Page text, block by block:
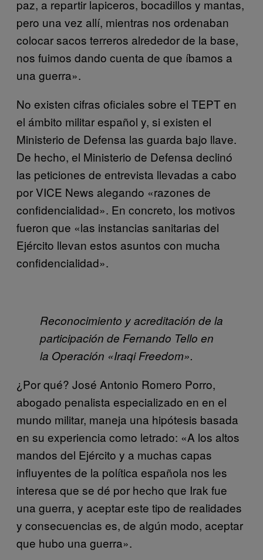
paz, a repartir lapiceros, bocadillos y mantas,
pero una vez allí, mientras nos ordenaban
colocar sacos terreros alrededor de la base,
nos fuimos dando cuenta de que íbamos a
una guerra».
No existen cifras oficiales sobre el TEPT en
el ámbito militar español y, si existen el
Ministerio de Defensa las guarda bajo llave.
De hecho, el Ministerio de Defensa declinó
las peticiones de entrevista llevadas a cabo
por VICE News alegando «razones de
confidencialidad». En concreto, los motivos
fueron que «las instancias sanitarias del
Ejército llevan estos asuntos con mucha
confidencialidad».
Reconocimiento y acreditación de la
participación de Fernando Tello en
la Operación «Iraqi Freedom».
¿Por qué? José Antonio Romero Porro,
abogado penalista especializado en en el
mundo militar, maneja una hipótesis basada
en su experiencia como letrado: «A los altos
mandos del Ejército y a muchas capas
influyentes de la política española nos les
interesa que se dé por hecho que Irak fue
una guerra, y aceptar este tipo de realidades
y consecuencias es, de algún modo, aceptar
que hubo una guerra».